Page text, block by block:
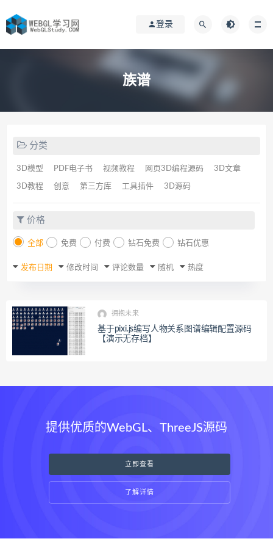
登录
族谱
分类
3D模型 PDF电子书 视频教程 网页3D编程源码 3D文章
3D教程 创意 第三方库 工具插件 3D源码
价格
全部 免费 付费 钻石免费 钻石优惠
发布日期 修改时间 评论数量 随机 热度
拥抱未来
基于pixi.js编写人物关系图谱编辑配置源码
【演示无存档】
提供优质的WebGL、ThreeJS源码
立即查看
了解详情